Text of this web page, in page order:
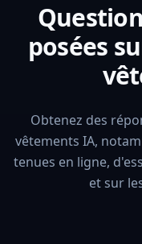
posées
Obtenez des
vêtements IA,
tenues en ligne,
et sur